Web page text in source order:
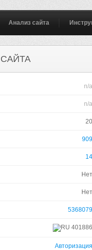
Анализ сайта
n/a
n/a
20
909
14
Нет
Нет
5368079
401886
Авторизация